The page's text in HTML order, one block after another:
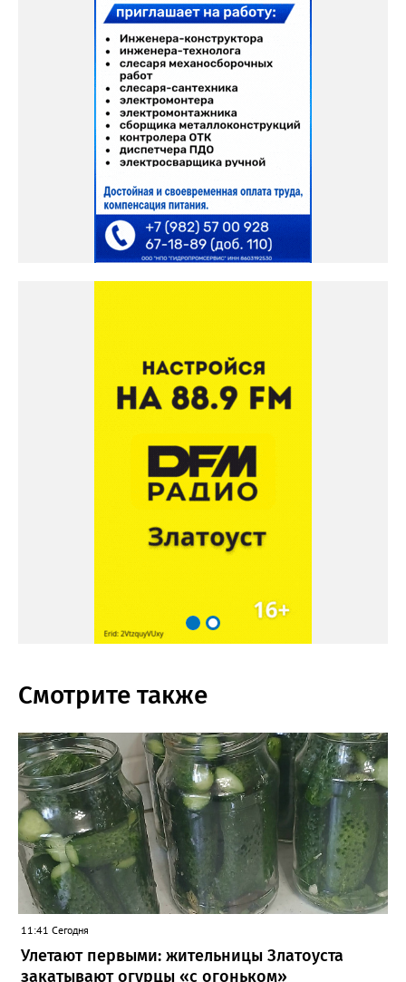
Смотрите также
11:41 Сегодня
Улетают первыми: жительницы Златоуста
закатывают огурцы «с огоньком»